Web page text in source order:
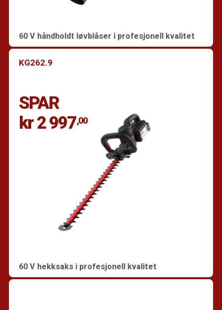
60 V håndholdt løvblåser i profesjonell kvalitet
KG262.9
SPAR
kr 2 997,00
60 V hekksaks i profesjonell kvalitet